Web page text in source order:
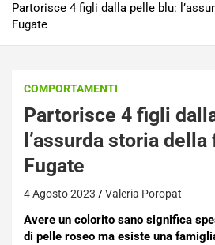
Partorisce 4 figli dalla pelle blu:
Fugate
COMPORTAMENTI
Partorisce 4 figli
l’assurda storia
Fugate
4 Agosto 2023 Valeria Poropat
Avere un colorito sano significa
di pelle roseo ma esiste una